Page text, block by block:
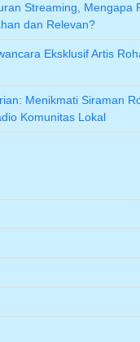
Streaming, Mengapa
dan Relevan?
Eksklusif Artis
Menikmati Siraman
Komunitas Lokal